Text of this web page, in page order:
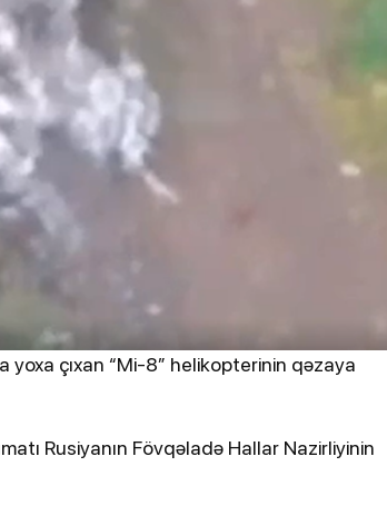
yoxa çıxan “Mi-8” helikopterinin qəzaya
Rusiyanın Fövqəladə Hallar Nazirliyinin